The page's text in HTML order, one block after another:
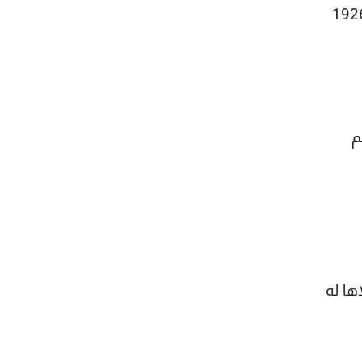
أعمال المساحة وفقا للقرار رقم 1926/186
له